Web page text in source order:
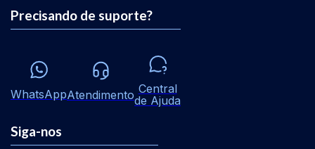
Precisando de suporte?
WhatsAppAtendimento Central
de Ajuda
Siga-nos